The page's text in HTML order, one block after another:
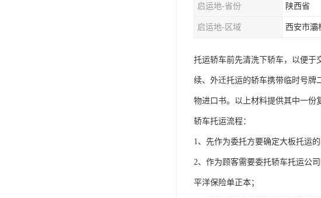
启运地-省份 陕西省
启运地-区域 西安市灞
托运轿车前先清洗下轿车，以便于
续、外迁托运的轿车携带临时号牌
物进口书。以上材料提供其中一份
轿车托运流程：
1、先作为委托方要确定大板托运
2、作为顾客需要委托轿车托运公
平洋保险单正本；